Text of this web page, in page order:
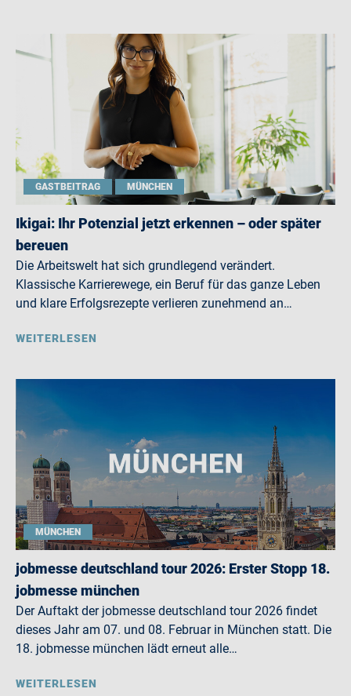
GASTBEITRAG MÜNCHEN
Ikigai: Ihr Potenzial jetzt erkennen – oder später
bereuen
Die Arbeitswelt hat sich grundlegend verändert.
Klassische Karrierewege, ein Beruf für das ganze Leben
und klare Erfolgsrezepte verlieren zunehmend an…
WEITERLESEN
MÜNCHEN
jobmesse deutschland tour 2026: Erster Stopp 18.
jobmesse münchen
Der Auftakt der jobmesse deutschland tour 2026 findet
dieses Jahr am 07. und 08. Februar in München statt. Die
18. jobmesse münchen lädt erneut alle…
WEITERLESEN